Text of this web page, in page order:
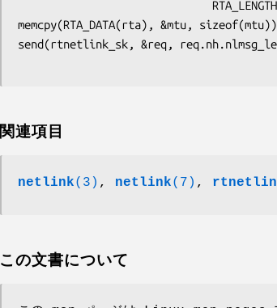
memcpy(RTA_DATA(rta), &mtu,
関連項目
netlink(3) , netlink(7) ,
この文書について